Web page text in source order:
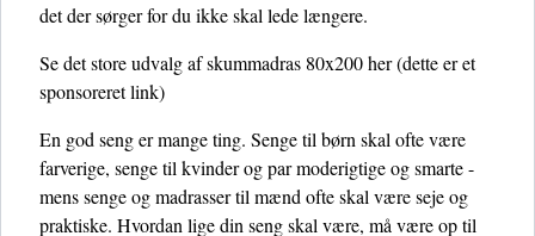
det der sørger for du ikke skal lede længere.
Se det store udvalg af skummadras 80x200 her(dette er et
sponsoreret link)
En god seng er mange ting. Senge til børn skal ofte være
farverige, senge til kvinder og par moderigtige og smarte -
mens senge og madrasser til mænd ofte skal være seje og
praktiske. Hvordan lige din seng skal være, må være op til